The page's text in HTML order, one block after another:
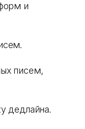
и
писем,
дедлайна.